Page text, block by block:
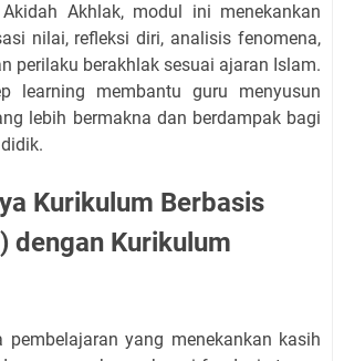
Akhlak, modul ini menekankan
nilai, refleksi diri, analisis fenomena,
perilaku berakhlak sesuai ajaran Islam.
learning membantu guru menyusun
lebih bermakna dan berdampak bagi
Kurikulum Berbasis
dengan Kurikulum
pembelajaran yang menekankan kasih